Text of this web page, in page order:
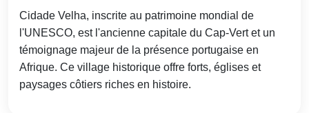
Cidade Velha, inscrite au patrimoine mondial de
l'UNESCO, est l'ancienne capitale du Cap-Vert et un
témoignage majeur de la présence portugaise en
Afrique. Ce village historique offre forts, églises et
paysages côtiers riches en histoire.